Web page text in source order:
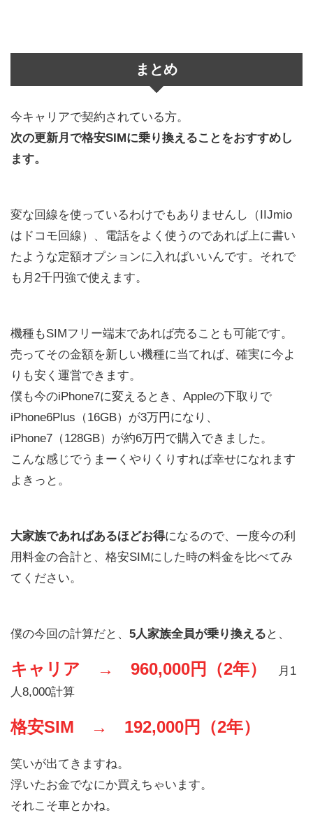
まとめ
今キャリアで契約されている方。
次の更新月で格安SIMに乗り換えることをおすすめし
ます。
変な回線を使っているわけでもありませんし（IIJmio
はドコモ回線）、電話をよく使うのであれば上に書い
たような定額オプションに入ればいいんです。それで
も月2千円強で使えます。
機種もSIMフリー端末であれば売ることも可能です。
売ってその金額を新しい機種に当てれば、確実に今よ
りも安く運営できます。
僕も今のiPhone7に変えるとき、Appleの下取りで
iPhone6Plus（16GB）が3万円になり、
iPhone7（128GB）が約6万円で購入できました。
こんな感じでうまーくやりくりすれば幸せになれます
よきっと。
大家族であればあるほどお得になるので、一度今の利
用料金の合計と、格安SIMにした時の料金を比べてみ
てください。
僕の今回の計算だと、 5人家族全員が乗り換える と、
キャリア → 960,000円（2年）
月1
人8,000計算
格安SIM → 192,000円（2年）
笑いが出てきますね。
浮いたお金でなにか買えちゃいます。
それこそ車とかね。